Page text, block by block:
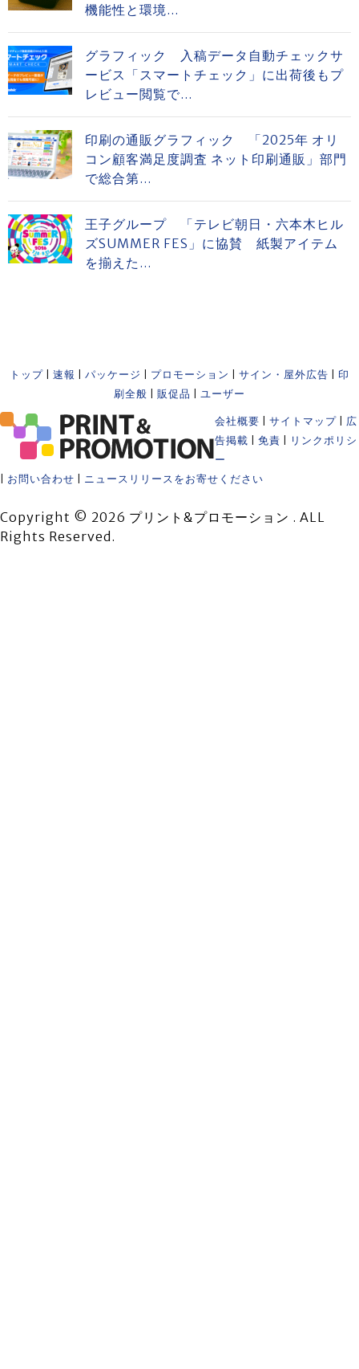
機能性と環境...
グラフィック 入稿データ自動チェックサ
ービス「スマートチェック」に出荷後もプ
レビュー閲覧で...
印刷の通販グラフィック 「2025年 オリ
コン顧客満足度調査 ネット印刷通販」部門
で総合第...
王子グループ 「テレビ朝日・六本木ヒル
ズSUMMER FES」に協賛 紙製アイテム
を揃えた...
トップ 速報 パッケージ プロモーション サイン・屋外広告
印
刷全般
販促品 ユーザー
会社概要 サイトマップ
広
告掲載
免責
リンクポリシ
ー
お問い合わせ ニュースリリースをお寄せください
Copyright © 2026 プリント&プロモーション . ALL
Rights Reserved.